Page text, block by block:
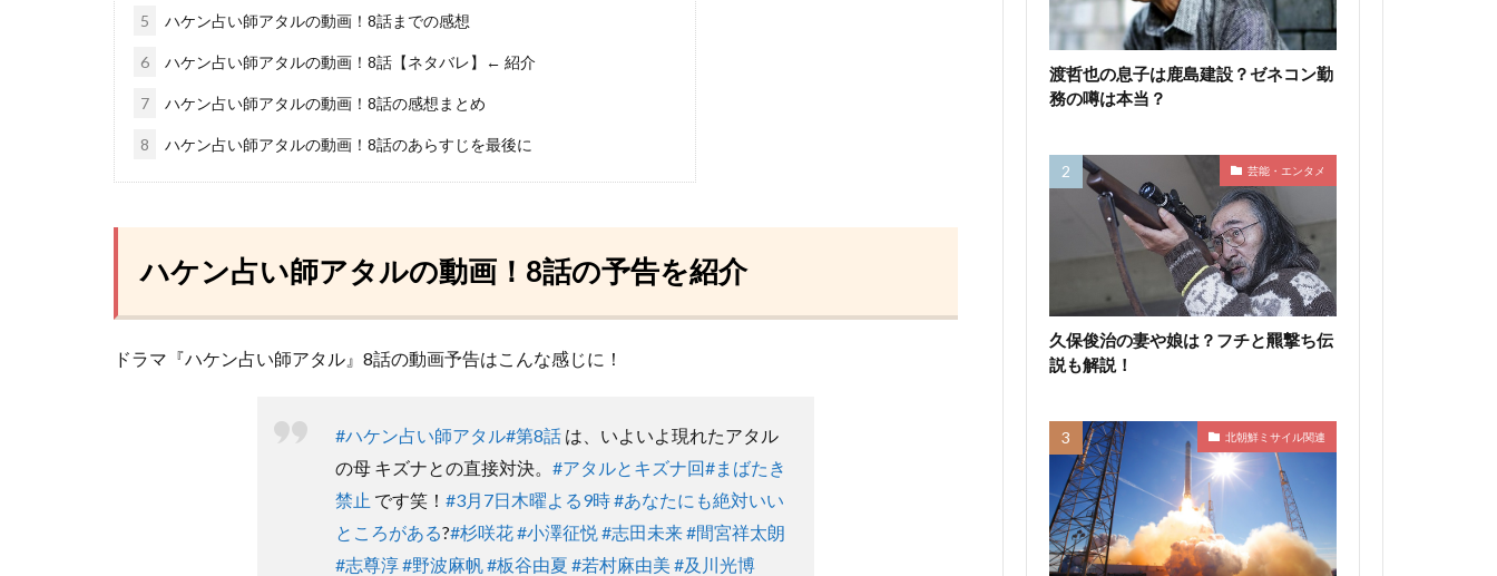
5 ハケン占い師アタルの動画！8話までの感想
6 ハケン占い師アタルの動画！8話【ネタバレ】← 紹介
7 ハケン占い師アタルの動画！8話の感想まとめ
8 ハケン占い師アタルの動画！8話のあらすじを最後に
ハケン占い師アタルの動画！8話の予告を紹介
ドラマ『ハケン占い師アタル』8話の動画予告はこんな感じに！
#ハケン占い師アタル#第8話 は、いよいよ現れたアタル
の母 キズナとの直接対決。 #アタルとキズナ回#まばたき
禁止 です笑！ #3月7日木曜よる9時#あなたにも絶対いい
ところがある?#杉咲花#小澤征悦#志田未来#間宮祥太朗
#志尊淳#野波麻帆#板谷由夏 #若村麻由美 #及川光博
渡哲也の息子は鹿島建設？ゼネコン勤
務の噂は本当？
芸能・エンタメ
久保俊治の妻や娘は？フチと羆撃ち伝
説も解説！
北朝鮮ミサイル関連